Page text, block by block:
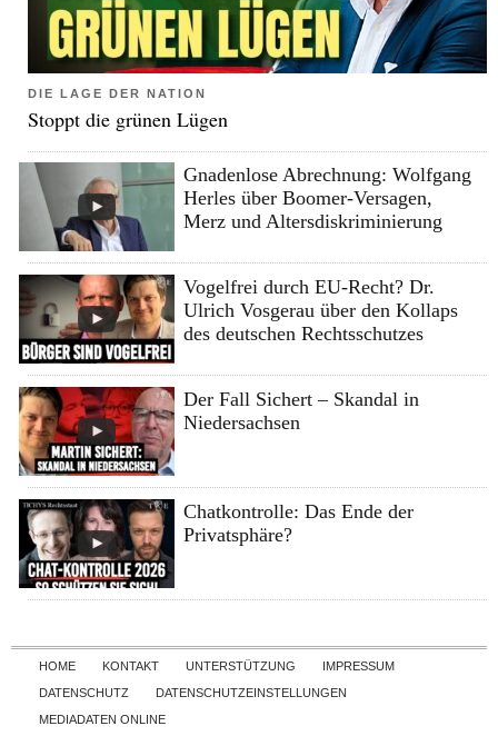
DIE LAGE DER NATION
Stoppt die grünen Lügen
Gnadenlose Abrechnung: Wolfgang
Herles über Boomer-Versagen,
Merz und Altersdiskriminierung
Vogelfrei durch EU-Recht? Dr.
Ulrich Vosgerau über den Kollaps
des deutschen Rechtsschutzes
Der Fall Sichert – Skandal in
Niedersachsen
Chatkontrolle: Das Ende der
Privatsphäre?
Skip to content
HOME KONTAKT UNTERSTÜTZUNG
IMPRESSUM
DATENSCHUTZ
DATENSCHUTZEINSTELLUNGEN
MEDIADATEN ONLINE